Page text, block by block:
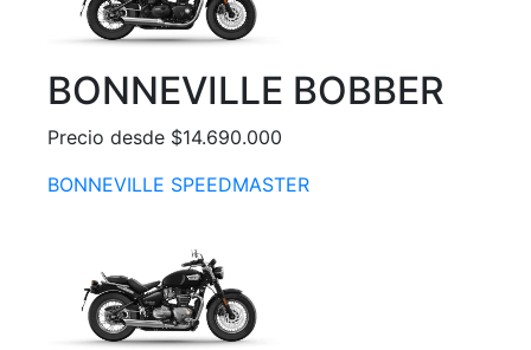
BONNEVILLE BOBBER
Precio desde $14.690.000
BONNEVILLE SPEEDMASTER